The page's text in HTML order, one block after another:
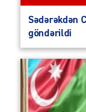
Sədərəkdən
göndərildi